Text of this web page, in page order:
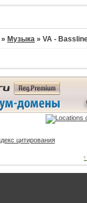
» Музыка »VA -